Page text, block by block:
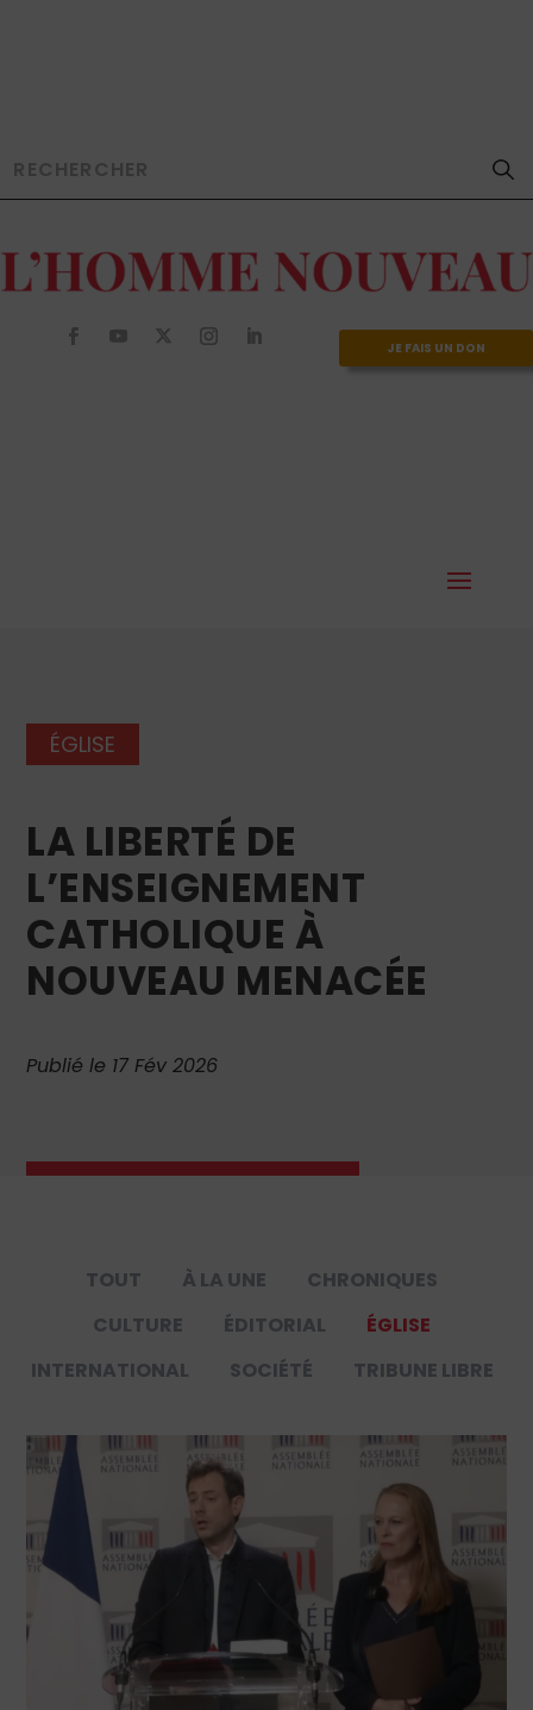
JE FAIS UN DON
ÉGLISE
LA LIBERTÉ DE
L’ENSEIGNEMENT
CATHOLIQUE À
NOUVEAU MENACÉE
Publié le 17 Fév 2026
TOUT À LA UNE
CHRONIQUES
CULTURE
ÉDITORIAL
ÉGLISE
INTERNATIONAL
SOCIÉTÉ TRIBUNE LIBRE